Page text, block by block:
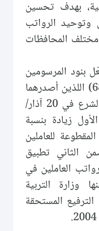
بهدف تحسين
وتوحيد الرواتب
مختلف المحافظات
بنود المرسومين
الرئاسيين رقم (67) و(68) اللذين أصدرهما
رئيس الجمهورية أحمد الشرع في 20 آذار/
الأول زيادة بنسبة
للعاملين
الثاني تطبيق
العاملين في
وزارة التربية
المستحقة